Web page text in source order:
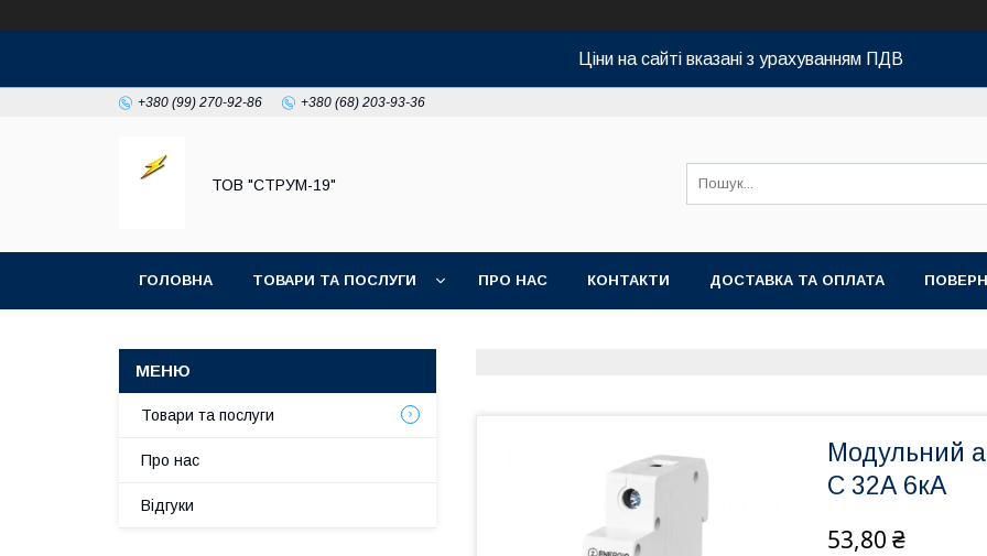
Ціни на сайті вказані з урахуванням ПДВ
+380 (99) 270-92-86 +380 (68) 203-93-36
ТОВ "СТРУМ-19"
ГОЛОВНА ТОВАРИ ТА ПОСЛУГИ ПРО НАС КОНТАКТИ ДОСТАВКА ТА ОПЛАТА
Модульний
C 32А 6кА
53,80 ₴
Товари та послуги
Про нас
Відгуки